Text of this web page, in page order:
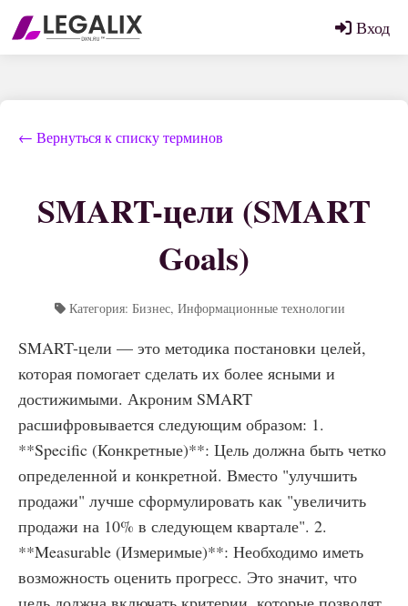
Вход
← Вернуться к списку терминов
SMART-цели (SMART
Goals)
Категория: Бизнес, Информационные технологии
SMART-цели — это методика постановки целей,
которая помогает сделать их более ясными и
достижимыми. Акроним SMART
расшифровывается следующим образом: 1.
**Specific (Конкретные)**: Цель должна быть четко
определенной и конкретной. Вместо "улучшить
продажи" лучше сформулировать как "увеличить
продажи на 10% в следующем квартале". 2.
**Measurable (Измеримые)**: Необходимо иметь
возможность оценить прогресс. Это значит, что